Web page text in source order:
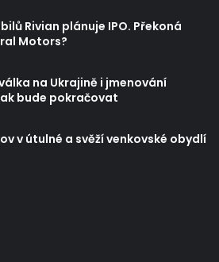
Rivian plánuje IPO. Překoná
Motors?
na Ukrajině i jmenování
bude pokračovat
v útulné a svěží venkovské obydlí